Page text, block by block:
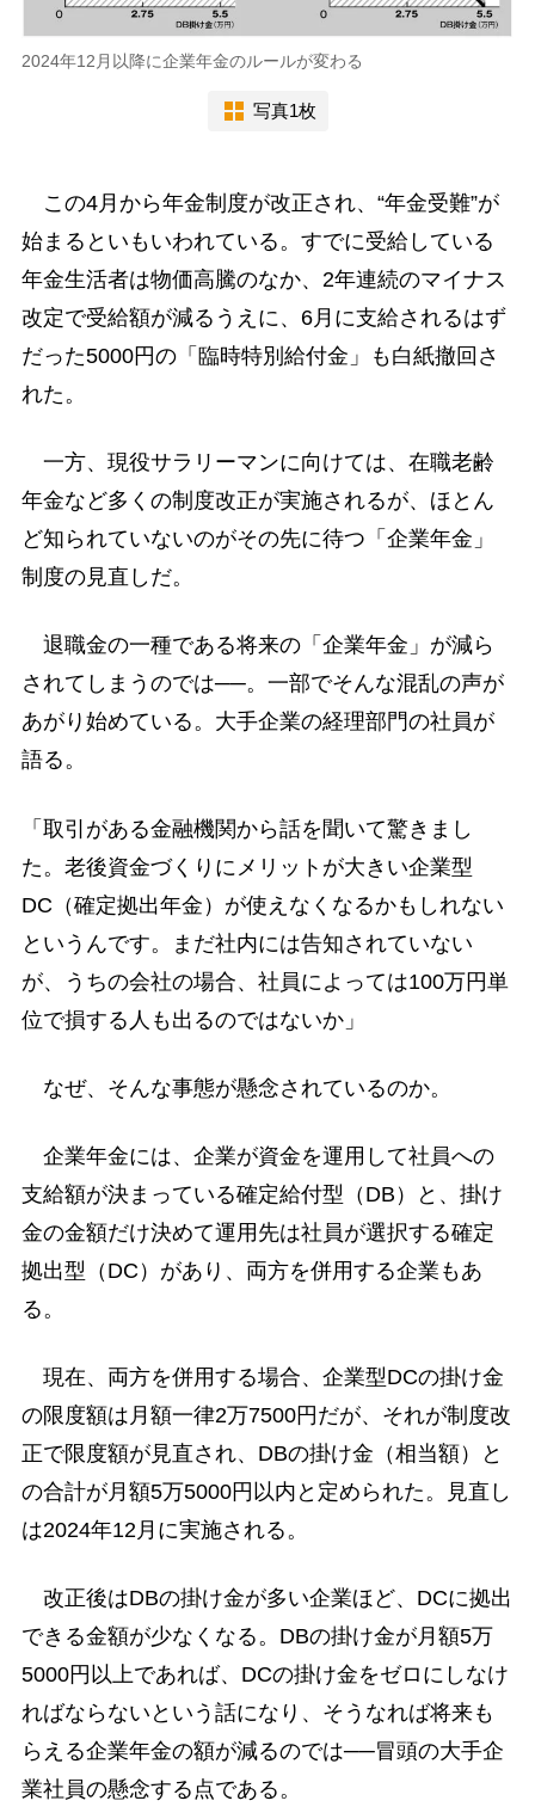
2024年12月以降に企業年金のルールが変わる
写真1枚
この4月から年金制度が改正され、“年金受難”が
始まるといもいわれている。すでに受給している
年金生活者は物価高騰のなか、2年連続のマイナス
改定で受給額が減るうえに、6月に支給されるはず
だった5000円の「臨時特別給付金」も白紙撤回さ
れた。
一方、現役サラリーマンに向けては、在職老齢
年金など多くの制度改正が実施されるが、ほとん
ど知られていないのがその先に待つ「企業年金」
制度の見直しだ。
退職金の一種である将来の「企業年金」が減ら
されてしまうのでは──。一部でそんな混乱の声が
あがり始めている。大手企業の経理部門の社員が
語る。
「取引がある金融機関から話を聞いて驚きまし
た。老後資金づくりにメリットが大きい企業型
DC（確定拠出年金）が使えなくなるかもしれない
というんです。まだ社内には告知されていない
が、うちの会社の場合、社員によっては100万円単
位で損する人も出るのではないか」
なぜ、そんな事態が懸念されているのか。
企業年金には、企業が資金を運用して社員への
支給額が決まっている確定給付型（DB）と、掛け
金の金額だけ決めて運用先は社員が選択する確定
拠出型（DC）があり、両方を併用する企業もあ
る。
現在、両方を併用する場合、企業型DCの掛け金
の限度額は月額一律2万7500円だが、それが制度改
正で限度額が見直され、DBの掛け金（相当額）と
の合計が月額5万5000円以内と定められた。見直し
は2024年12月に実施される。
改正後はDBの掛け金が多い企業ほど、DCに拠出
できる金額が少なくなる。DBの掛け金が月額5万
5000円以上であれば、DCの掛け金をゼロにしなけ
ればならないという話になり、そうなれば将来も
らえる企業年金の額が減るのでは──冒頭の大手企
業社員の懸念する点である。